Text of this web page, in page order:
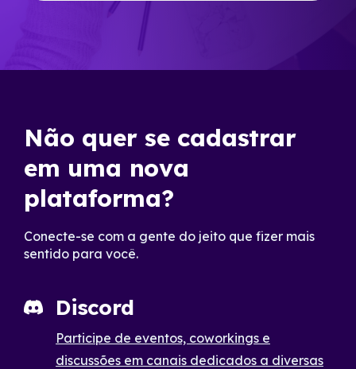
Não quer se cadastrar
em uma nova
plataforma?
Conecte-se com a gente do jeito que fizer mais
sentido para você.
Discord
Participe de eventos, coworkings e
discussões em canais dedicados a diversas